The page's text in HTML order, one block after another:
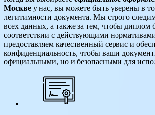
Москве у нас, вы можете быть уверены в
легитимности документа. Мы строго
всех данных, а также за тем, чтобы диплом
соответствии с действующими
предоставляем качественный сервис и
конфиденциальность, чтобы ваши
официальными, но и безопасными для